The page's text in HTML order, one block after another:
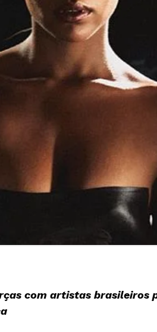
com artistas brasileiros